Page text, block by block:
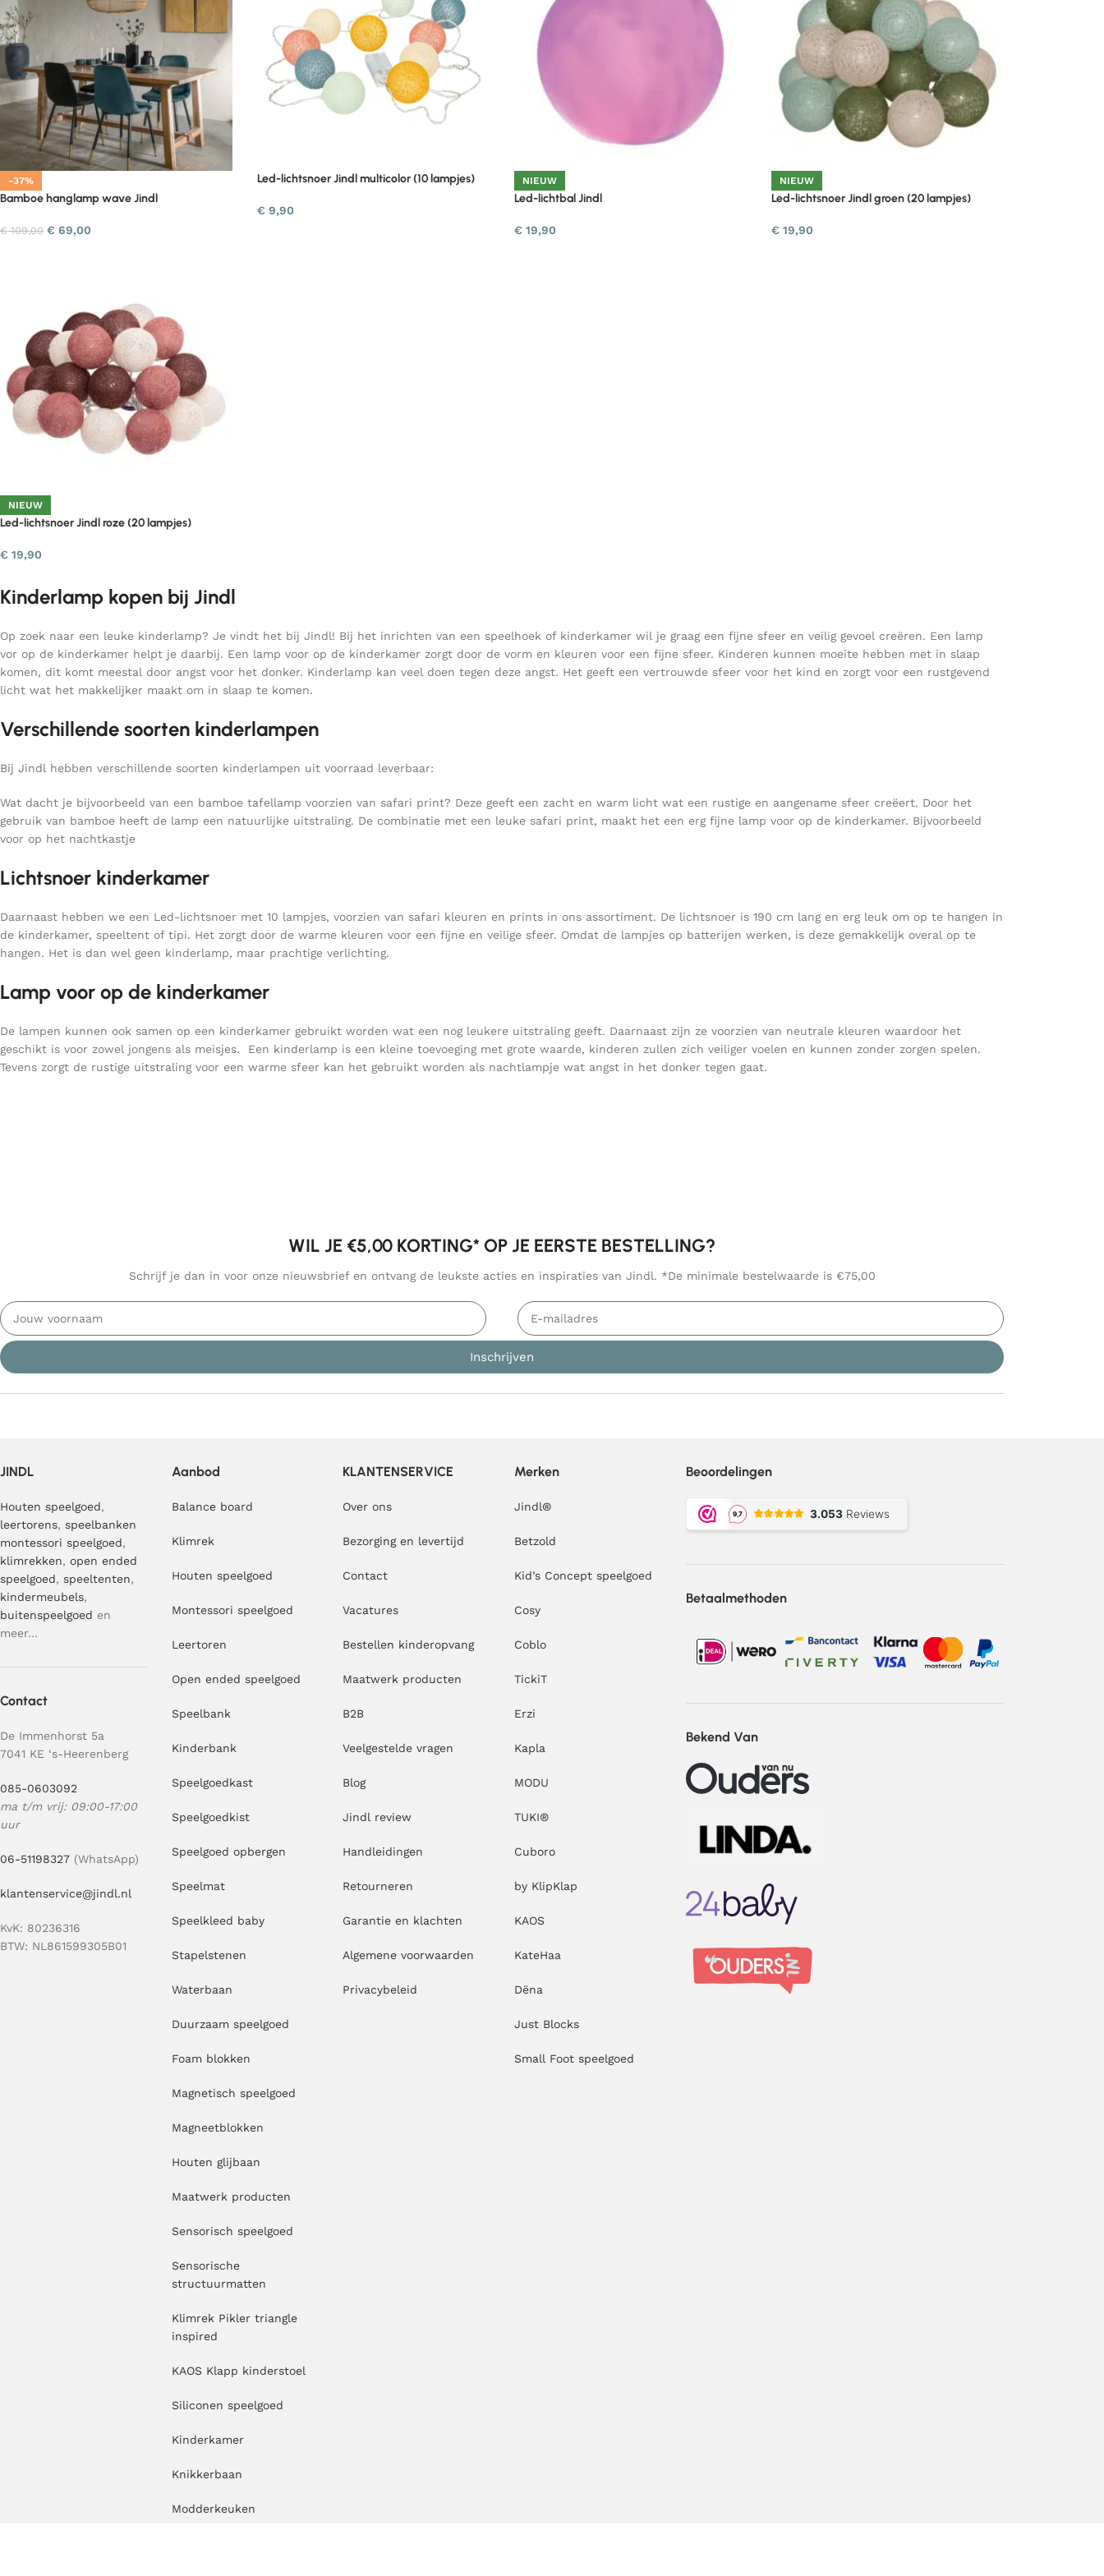
-37%
Bamboe hanglamp wave Jindl
€109,00 € 69,00
Led-lichtsnoer Jindl multicolor (10 lampjes)
€ 9,90
NIEUW
Led-lichtbal Jindl
€ 19,90
NIEUW
Led-lichtsnoer Jindl groen (20 lampjes)
€ 19,90
NIEUW
Led-lichtsnoer Jindl roze (20 lampjes)
€ 19,90
Kinderlamp kopen bij Jindl
Op zoek naar een leuke kinderlamp? Je vindt het bij Jindl! Bij het inrichten van een speelhoek of kinderkamer wil je graag een fijne sfeer en veilig gevoel creëren. Een lamp
vor op de kinderkamer helpt je daarbij. Een lamp voor op de kinderkamer zorgt door de vorm en kleuren voor een fijne sfeer. Kinderen kunnen moeite hebben met in slaap
komen, dit komt meestal door angst voor het donker. Kinderlamp kan veel doen tegen deze angst. Het geeft een vertrouwde sfeer voor het kind en zorgt voor een rustgevend
licht wat het makkelijker maakt om in slaap te komen.
Verschillende soorten kinderlampen
Bij Jindl hebben verschillende soorten kinderlampen uit voorraad leverbaar:
Wat dacht je bijvoorbeeld van een bamboe tafellamp voorzien van safari print? Deze geeft een zacht en warm licht wat een rustige en aangename sfeer creëert. Door het
gebruik van bamboe heeft de lamp een natuurlijke uitstraling. De combinatie met een leuke safari print, maakt het een erg fijne lamp voor op de kinderkamer. Bijvoorbeeld
voor op het nachtkastje
Lichtsnoer kinderkamer
Daarnaast hebben we een Led-lichtsnoer met 10 lampjes, voorzien van safari kleuren en prints in ons assortiment. De lichtsnoer is 190 cm lang en erg leuk om op te hangen in
de kinderkamer, speeltent of tipi. Het zorgt door de warme kleuren voor een fijne en veilige sfeer. Omdat de lampjes op batterijen werken, is deze gemakkelijk overal op te
hangen. Het is dan wel geen kinderlamp, maar prachtige verlichting.
Lamp voor op de kinderkamer
De lampen kunnen ook samen op een kinderkamer gebruikt worden wat een nog leukere uitstraling geeft. Daarnaast zijn ze voorzien van neutrale kleuren waardoor het
geschikt is voor zowel jongens als meisjes. Een kinderlamp is een kleine toevoeging met grote waarde, kinderen zullen zich veiliger voelen en kunnen zonder zorgen spelen.
Tevens zorgt de rustige uitstraling voor een warme sfeer kan het gebruikt worden als nachtlampje wat angst in het donker tegen gaat.
WIL JE €5,00 KORTING* OP JE EERSTE BESTELLING?
Schrijf je dan in voor onze nieuwsbrief en ontvang de leukste acties en inspiraties van Jindl. *De minimale bestelwaarde is €75,00
Inschrijven
JINDL
Houten speelgoed,
leertorens, speelbanken
montessori speelgoed,
klimrekken, open ended
speelgoed, speeltenten,
kindermeubels,
buitenspeelgoed en
meer…
Contact
De Immenhorst 5a
7041 KE ‘s-Heerenberg
085-0603092
ma t/m vrij: 09:00-17:00
uur
06-51198327 (WhatsApp)
klantenservice@jindl.nl
KvK: 80236316
BTW: NL861599305B01
Aanbod
Balance board
Klimrek
Houten speelgoed
Montessori speelgoed
Leertoren
Open ended speelgoed
Speelbank
Kinderbank
Speelgoedkast
Speelgoedkist
Speelgoed opbergen
Speelmat
Speelkleed baby
Stapelstenen
Waterbaan
Duurzaam speelgoed
Foam blokken
Magnetisch speelgoed
Magneetblokken
Houten glijbaan
Maatwerk producten
Sensorisch speelgoed
Sensorische
structuurmatten
Klimrek Pikler triangle
inspired
KAOS Klapp kinderstoel
Siliconen speelgoed
Kinderkamer
Knikkerbaan
Modderkeuken
KLANTENSERVICE
Over ons
Bezorging en levertijd
Contact
Vacatures
Bestellen kinderopvang
Maatwerk producten
B2B
Veelgestelde vragen
Blog
Jindl review
Handleidingen
Retourneren
Garantie en klachten
Algemene voorwaarden
Privacybeleid
Merken
Jindl®
Betzold
Kid’s Concept speelgoed
Cosy
Coblo
TickiT
Erzi
Kapla
MODU
TUKI®
Cuboro
by KlipKlap
KAOS
KateHaa
Dëna
Just Blocks
Small Foot speelgoed
Beoordelingen
Betaalmethoden
Bekend Van